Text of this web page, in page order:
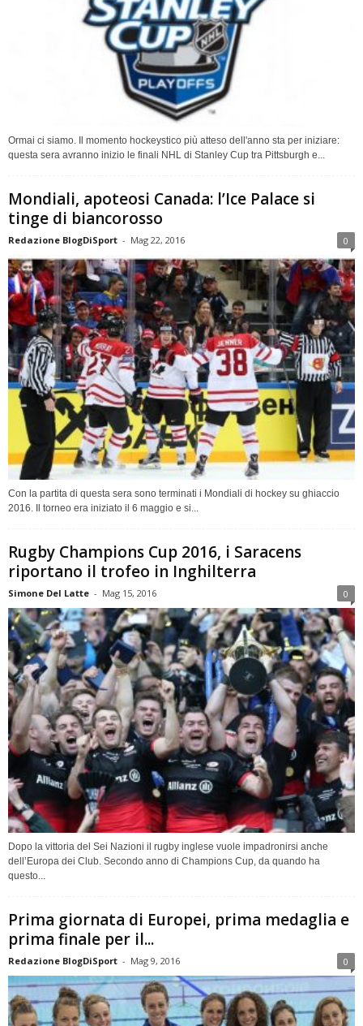
Ormai ci siamo. Il momento hockeystico più atteso dell'anno sta per iniziare:
questa sera avranno inizio le finali NHL di Stanley Cup tra Pittsburgh e...
Mondiali, apoteosi Canada: l’Ice Palace si
tinge di biancorosso
Redazione BlogDiSport - Mag 22, 2016 0
Con la partita di questa sera sono terminati i Mondiali di hockey su ghiaccio
2016. Il torneo era iniziato il 6 maggio e si...
Rugby Champions Cup 2016, i Saracens
riportano il trofeo in Inghilterra
Simone Del Latte - Mag 15, 2016 0
Dopo la vittoria del Sei Nazioni il rugby inglese vuole impadronirsi anche
dell’Europa dei Club. Secondo anno di Champions Cup, da quando ha
questo...
Prima giornata di Europei, prima medaglia e
prima finale per il...
Redazione BlogDiSport - Mag 9, 2016 0